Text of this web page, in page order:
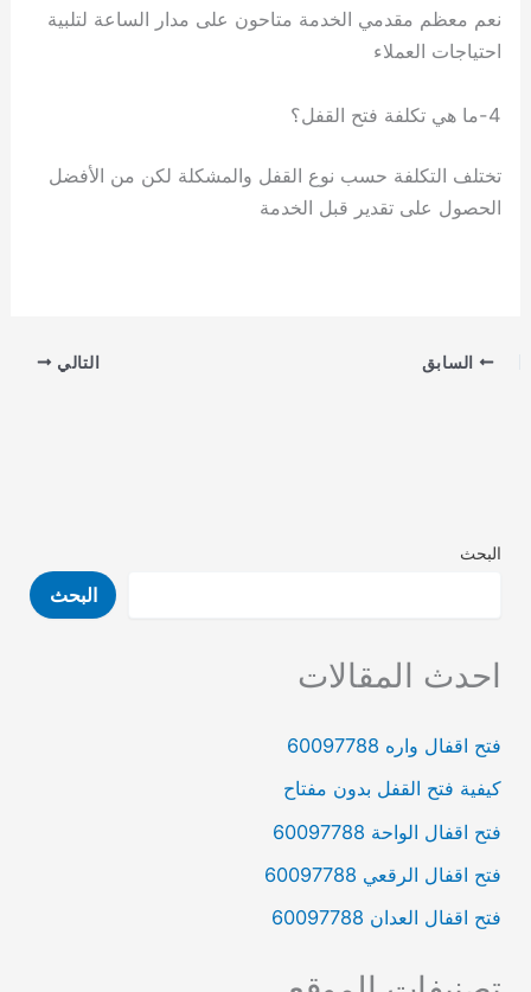
نعم معظم مقدمي الخدمة متاحون على مدار الساعة لتلبية
احتياجات العملاء
4-ما هي تكلفة فتح القفل؟
تختلف التكلفة حسب نوع القفل والمشكلة لكن من الأفضل
الحصول على تقدير قبل الخدمة
السابق التالي
البحث
البحث
احدث المقالات
فتح اقفال واره‏ 60097788
كيفية فتح القفل بدون مفتاح
فتح اقفال الواحة‏ 60097788
فتح اقفال الرقعي‏ 60097788
فتح اقفال العدان‏ 60097788